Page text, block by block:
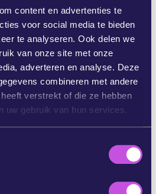
content en advertenties te
voor social media te bieden
te analyseren. Ook delen we
van onze site met onze
adverteren en analyse. Deze
combineren met andere
verstrekt of die ze hebben
uw gebruik van hun services.
(6) Cookies van dit
waarom
die we verwerken, worden
gebruikt:
waaronder petities